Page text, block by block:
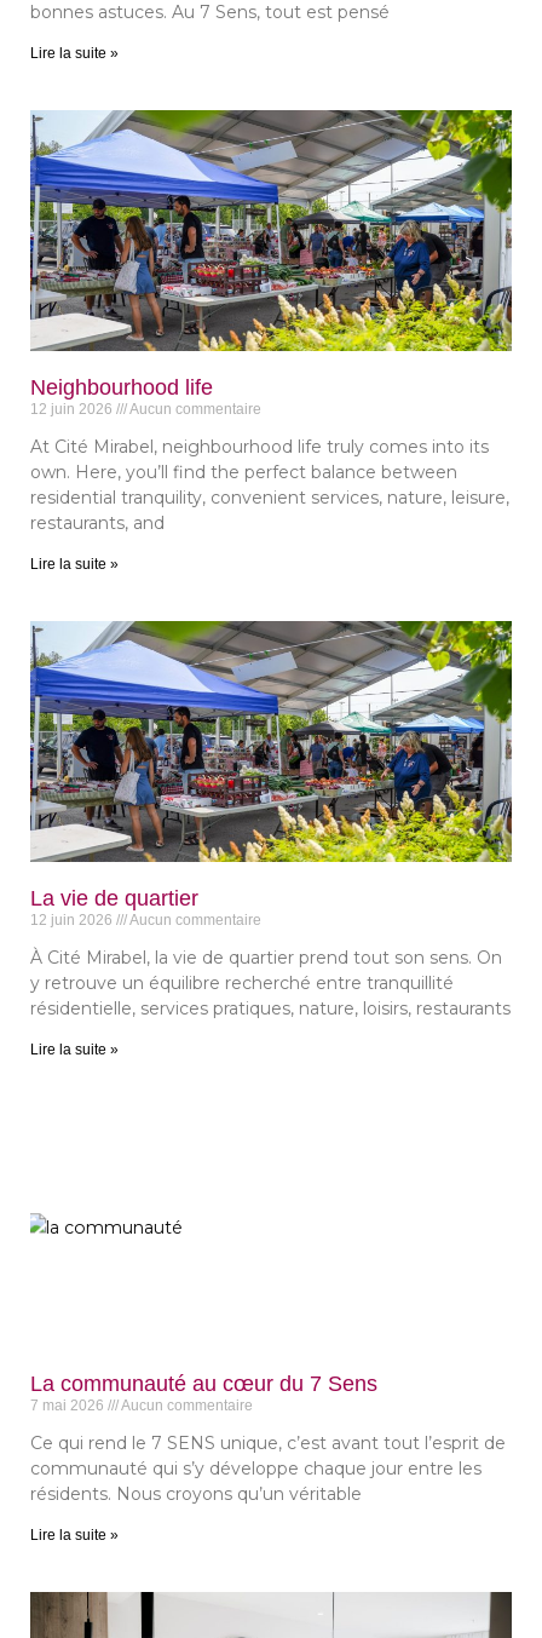
bonnes astuces. Au 7 Sens, tout est pensé
Lire la suite »
Neighbourhood life
12 juin 2026 Aucun commentaire
At Cité Mirabel, neighbourhood life truly comes into its
own. Here, you’ll find the perfect balance between
residential tranquility, convenient services, nature, leisure,
restaurants, and
Lire la suite »
La vie de quartier
12 juin 2026 Aucun commentaire
À Cité Mirabel, la vie de quartier prend tout son sens. On
y retrouve un équilibre recherché entre tranquillité
résidentielle, services pratiques, nature, loisirs, restaurants
Lire la suite »
La communauté au cœur du 7 Sens
7 mai 2026 Aucun commentaire
Ce qui rend le 7 SENS unique, c’est avant tout l’esprit de
communauté qui s’y développe chaque jour entre les
résidents. Nous croyons qu’un véritable
Lire la suite »